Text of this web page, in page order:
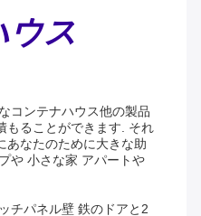
ウス
コンテナハウス他の製品
もることができます. それ
あなたのために大きな助
や 小さな家 アパートや
チパネル壁 鉄のドアと2